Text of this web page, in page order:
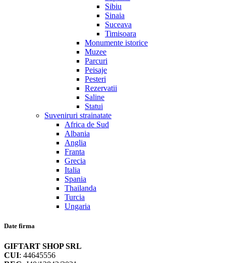
Sibiu
Sinaia
Suceava
Timisoara
Monumente istorice
Muzee
Parcuri
Peisaje
Pesteri
Rezervatii
Saline
Statui
Suveniruri strainatate
Africa de Sud
Albania
Anglia
Franta
Grecia
Italia
Spania
Thailanda
Turcia
Ungaria
Date firma
GIFTART SHOP SRL
CUI: 44645556